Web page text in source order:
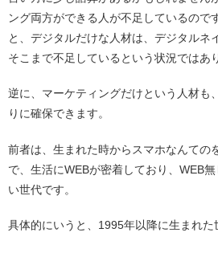
ング両方ができる人が不足しているので
と、デジタルだけな人材は、デジタルネ
そこまで不足しているという状況ではあ
逆に、マーケティングだけという人材も
りに確保できます。
前者は、生まれた時からスマホなんての
で、生活にWEBが密着しており、WEB
い世代です。
具体的にいうと、1995年以降に生まれた